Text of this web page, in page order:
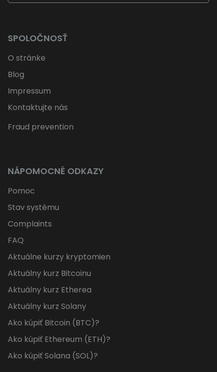
SPOLOČNOSŤ
O stránke
Blog
Impressum
Kontaktujte nás
Fraud prevention
NÁPOMOCNÉ ODKAZY
Pomoc
Stav systému
Complaints
FAQ
Aktuálne kurzy kryptomien
Aktuálny kurz Bitcoinu
Aktuálny kurz Etherea
Aktuálny kurz Solany
Ako kúpiť Bitcoin (BTC)?
Ako kúpiť Ethereum (ETH)?
Ako kúpiť Solana (SOL)?